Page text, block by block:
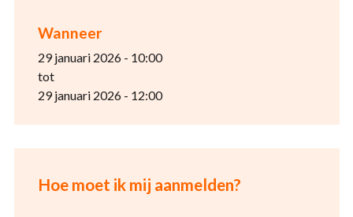
Wanneer
29 januari 2026 - 10:00
tot
29 januari 2026 - 12:00
Hoe moet ik mij aanmelden?